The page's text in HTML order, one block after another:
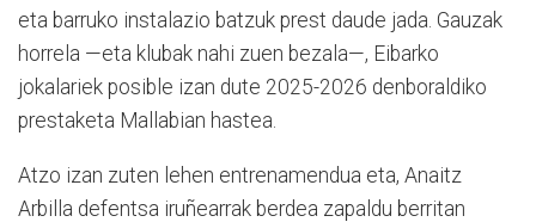
eta barruko instalazio batzuk prest daude jada. Gauzak
horrela —eta klubak nahi zuen bezala—, Eibarko
jokalariek posible izan dute 2025-2026 denboraldiko
prestaketa Mallabian hastea.
Atzo izan zuten lehen entrenamendua eta, Anaitz
Arbilla defentsa iruñearrak berdea zapaldu berritan